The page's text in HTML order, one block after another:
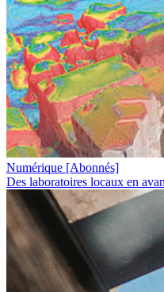
Numérique [Abonnés]
Des laboratoires locaux en